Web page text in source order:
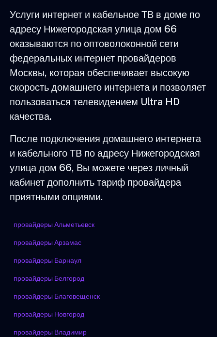
Услуги интернет и кабельное ТВ в доме по
адресу Нижегородская улица дом 66
оказываются по оптоволоконной сети
федеральных интернет провайдеров
Москвы, которая обеспечивает высокую
скорость домашнего интернета и позволяет
пользоваться телевидением Ultra HD
качества.
После подключения домашнего интернета
и кабельного ТВ по адресу Нижегородская
улица дом 66, Вы можете через личный
кабинет дополнить тариф провайдера
приятными опциями.
провайдеры Альметьевск
провайдеры Арзамас
провайдеры Барнаул
провайдеры Белгород
провайдеры Благовещенск
провайдеры Новгород
провайдеры Владимир